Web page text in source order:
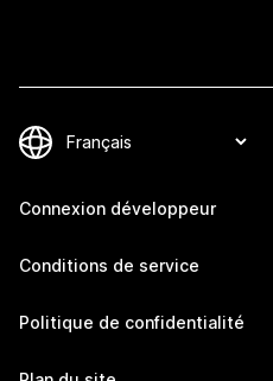
Connexion développeur
Conditions de service
Politique de confidentialité